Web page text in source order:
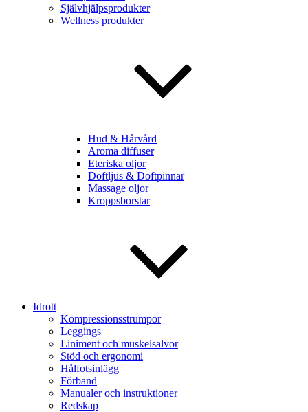
Självhjälpsprodukter
Wellness produkter
Hud & Hårvård
Aroma diffuser
Eteriska oljor
Doftljus & Doftpinnar
Massage oljor
Kroppsborstar
Idrott
Kompressionsstrumpor
Leggings
Liniment och muskelsalvor
Stöd och ergonomi
Hålfotsinlägg
Förband
Manualer och instruktioner
Redskap